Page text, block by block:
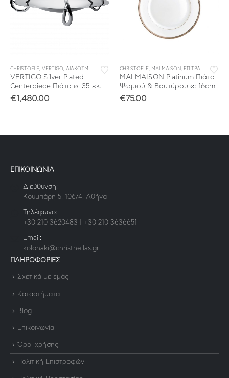
CHRISTOFLE, VERTIGO, ΔΙΑΚΟΣΜΗΣΗ ΕΙΔΗ ΓΙΑ ΤΟ ΤΡΑΠΕΖΙ & ΤΗΝ ΚΟΥΖΙΝΑ ΕΠΙΤΡΑΠΕΖΙΑ
VERTIGO Silver Plated
Centerpiece Πιάτο ø: 35 εκ.
€1,480.00
CHRISTOFLE, MALMAISON, ΕΠΙΤΡΑΠΕΖΙΑ ΕΙΔΗ
MALMAISON Platinum Πιάτο
Ψωμιού & Βουτύρου ø: 16cm
€75.00
ΕΠΙΚΟΙΝΩΝΙΑ
Διεύθυνση:
Κουμπάρη 5, 10674, Αθήνα
Τηλέφωνο:
+30 210 3620483 | +30 210 3636651
Email:
kolonaki@christhellas.gr
ΠΛΗΡΟΦΟΡΙΕΣ
Σχετικά με εμάς
Καταστήματα
Blog
Επικοινωνία
Όροι χρήσης
Πολιτική Επιστροφών